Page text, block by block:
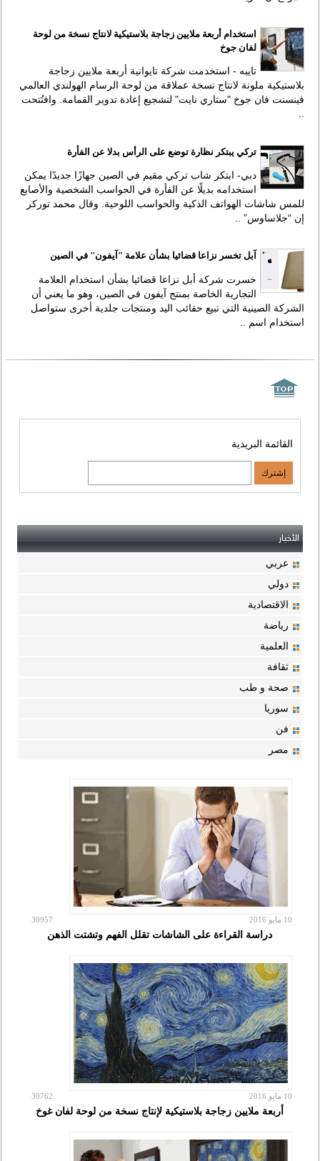
استخدام أربعة ملايين زجاجة بلاستيكية لانتاج نسخة من لوحة
لفان جوخ
تايبه - استخدمت شركة تايوانية أربعة ملايين زجاجة
بلاستيكية ملونة لانتاج نسخة عملاقة من لوحة الرسام الهولندي العالمي
فينسنت فان جوخ "ستاري نايت" لتشجيع إعادة تدوير القمامة. وافتُتحت
..
تركي يبتكر نظارة توضع على الرأس بدلا عن الفأرة
دبي- ابتكر شاب تركي مقيم في الصين جهازًا جديدًا يمكن
استخدامه بديلًا عن الفأرة في الحواسب الشخصية والأصابع
للمس شاشات الهواتف الذكية والحواسب اللوحية. وقال محمد توركر
إن “جلاساوس” ..
آبل تخسر نزاعا قضائيا بشأن علامة "آيفون" في الصين
خسرت شركة أبل نزاعا قضائيا بشأن استخدام العلامة
التجارية الخاصة بمنتج آيفون في الصين، وهو ما يعني أن
الشركة الصينية التي تبيع حقائب اليد ومنتجات جلدية أخرى ستواصل
استخدام اسم ..
القائمة البريدية
الأخبار
عربي
دولي
الاقتصادية
رياضة
العلمية
ثقافة
صحة و طب
سوريا
فن
مصر
10 مايو 2016 30957
دراسة القراءة على الشاشات تقلل الفهم وتشتت الذهن
10 مايو 2016 30762
أربعة ملايين زجاجة بلاستيكية لإنتاج نسخة من لوحة لفان غوخ